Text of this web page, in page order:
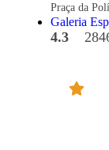
Praça da
Galeria
4.3